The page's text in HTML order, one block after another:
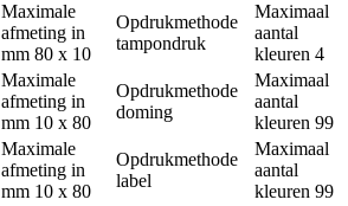
Maximale
afmeting in
mm 80 x 10
Opdrukmethode
tampondruk
Maximaal
aantal
kleuren 4
Maximale
afmeting in
mm 10 x 80
Opdrukmethode
doming
Maximaal
aantal
kleuren 99
Maximale
afmeting in
mm 10 x 80
Opdrukmethode
label
Maximaal
aantal
kleuren 99